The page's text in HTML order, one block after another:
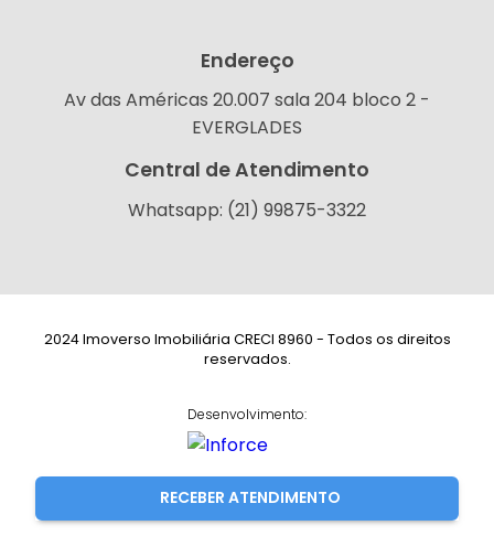
RECEBER ATENDIMENTO
Endereço
Av das Américas 20.007 sala 204 bloco 2 -
EVERGLADES
Central de Atendimento
Whatsapp: (21) 99875-3322
2024 Imoverso Imobiliária CRECI 8960 - Todos os direitos
reservados.
Desenvolvimento: